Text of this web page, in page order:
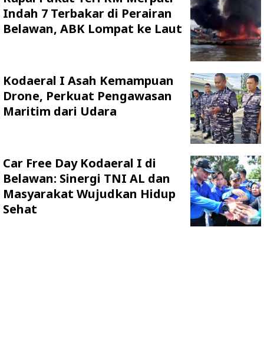
Indah 7 Terbakar di Perairan
Belawan, ABK Lompat ke Laut
Kodaeral I Asah Kemampuan
Drone, Perkuat Pengawasan
Maritim dari Udara
Car Free Day Kodaeral I di
Belawan: Sinergi TNI AL dan
Masyarakat Wujudkan Hidup
Sehat